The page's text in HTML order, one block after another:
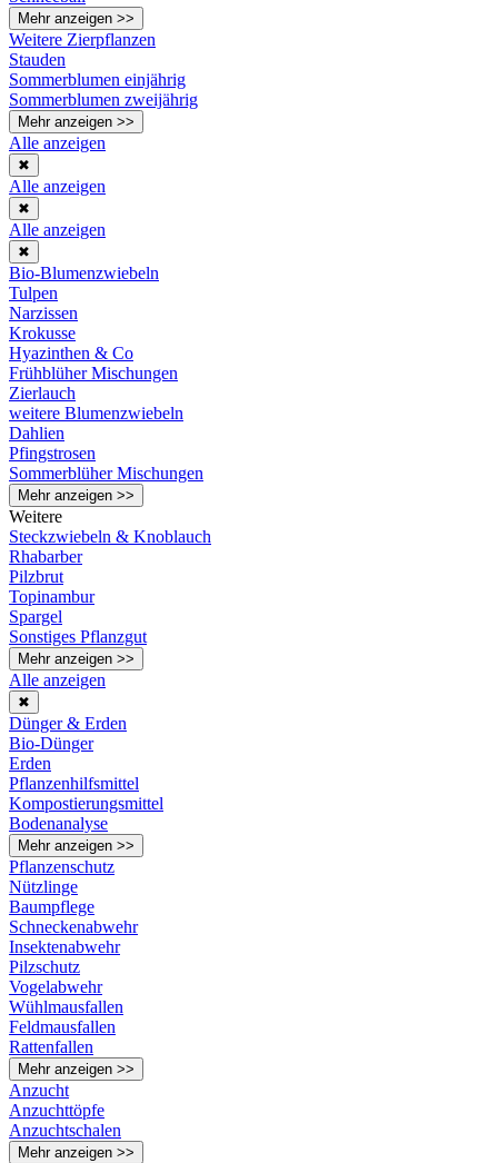
Mehr anzeigen >>
Weitere Zierpflanzen
Stauden
Sommerblumen einjährig
Sommerblumen zweijährig
Mehr anzeigen >>
Alle anzeigen
✖
Alle anzeigen
✖
Alle anzeigen
✖
Bio-Blumenzwiebeln
Tulpen
Narzissen
Krokusse
Hyazinthen & Co
Frühblüher Mischungen
Zierlauch
weitere Blumenzwiebeln
Dahlien
Pfingstrosen
Sommerblüher Mischungen
Mehr anzeigen >>
Weitere
Steckzwiebeln & Knoblauch
Rhabarber
Pilzbrut
Topinambur
Spargel
Sonstiges Pflanzgut
Mehr anzeigen >>
Alle anzeigen
✖
Dünger & Erden
Bio-Dünger
Erden
Pflanzenhilfsmittel
Kompostierungsmittel
Bodenanalyse
Mehr anzeigen >>
Pflanzenschutz
Nützlinge
Baumpflege
Schneckenabwehr
Insektenabwehr
Pilzschutz
Vogelabwehr
Wühlmausfallen
Feldmausfallen
Rattenfallen
Mehr anzeigen >>
Anzucht
Anzuchttöpfe
Anzuchtschalen
Mehr anzeigen >>